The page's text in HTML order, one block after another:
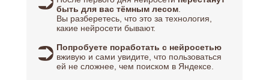
быть для вас тёмным лесом
Вы разберетесь, что это за технология,
какие нейросети бывают.
Попробуете поработать с нейросетью
вживую и сами увидите, что пользоваться
ей не сложнее, чем поиском в Яндексе.